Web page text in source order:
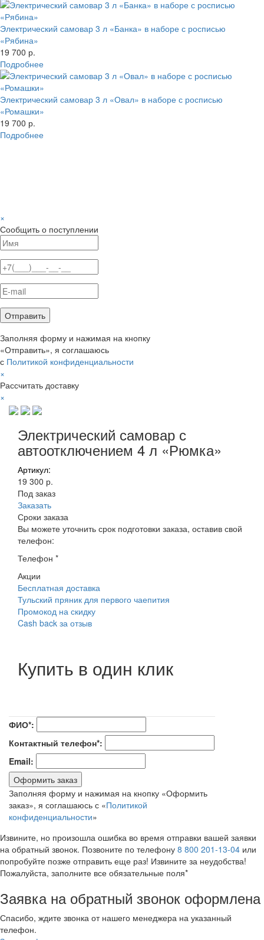
Электрический самовар 3 л «Банка» в наборе с росписью
«Рябина»
19 700 р.
Подробнее
Электрический самовар 3 л «Овал» в наборе с росписью
«Ромашки»
19 700 р.
Подробнее
×
Сообщить о поступлении
Заполняя форму и нажимая на кнопку
«Отправить», я соглашаюсь
с Политикой конфиденциальности
×
Рассчитать доставку
×
Электрический самовар с
автоотключением 4 л «Рюмка»
Артикул:
19 300 р.
Под заказ
Заказать
Сроки заказа
Вы можете уточнить срок подготовки заказа, оставив свой
телефон:
Телефон *
Акции
Бесплатная доставка
Тульский пряник для первого чаепития
Промокод на скидку
Cash back за отзыв
Купить в один клик
ФИО*:
Контактный телефон*:
Email:
Оформить заказ
Заполняя форму и нажимая на кнопку «Оформить
заказ», я соглашаюсь с «Политикой
конфиденциальности»
Извините, но произошла ошибка во время отправки вашей заявки
на обратный звонок. Позвоните по телефону 8 800 201-13-04 или
попробуйте позже отправить еще раз! Извините за неудобства!
Пожалуйста, заполните все обязательные поля*
Заявка на обратный звонок оформлена
Спасибо, ждите звонка от нашего менеджера на указанный
телефон.